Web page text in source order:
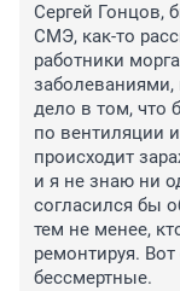
Сергей Гонцов,
СМЭ, как-то
работники
дело в том, что
по вентиляции
происходит
и я не знаю ни
согласился бы
тем не менее,
ремонтируя.
бессмертные.